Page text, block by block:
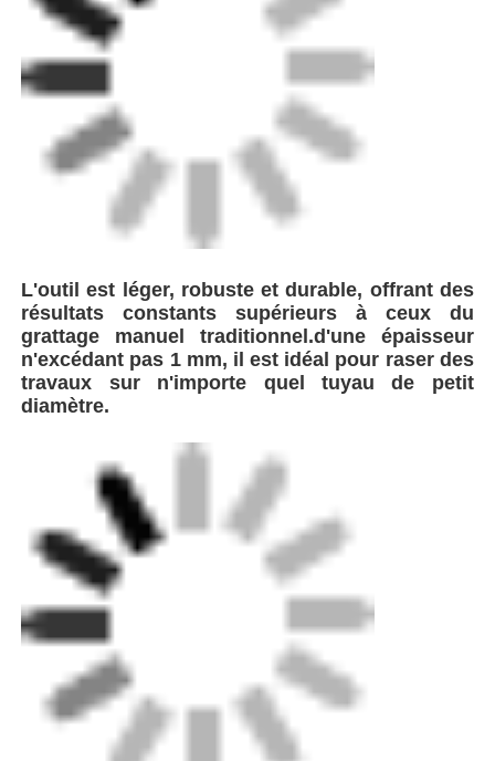
Aperçu
Visite d'usine
Contrôle de la qualité
Contact
Blog
Demande de soumission
machine de soudage par fusion à bout
Machine de soudage à bout de tuyau
L'outil est léger, robuste et durable, offrant des
résultats constants supérieurs à ceux du
grattage manuel traditionnel.d'une épaisseur
n'excédant pas 1 mm, il est idéal pour raser des
travaux sur n'importe quel tuyau de petit
diamètre.